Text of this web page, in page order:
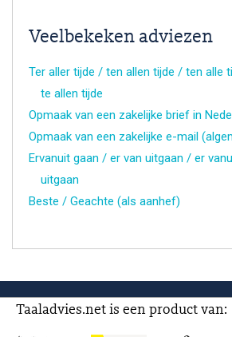
Veelbekeken adviezen
Ter aller tijde / ten allen tijde / ten alle
te allen tijde
Opmaak van een zakelijke brief in
Opmaak van een zakelijke e-mail
Ervanuit gaan / er van uitgaan / er
uitgaan
Beste / Geachte (als aanhef)
Taaladvies.net is een product van: